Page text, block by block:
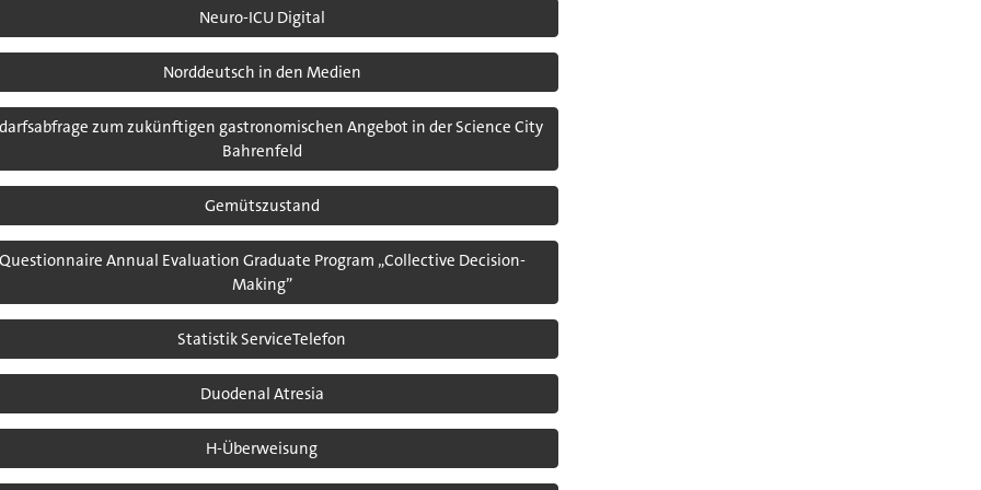
Neuro-ICU Digital
Norddeutsch in den Medien
zum zukünftigen gastronomischen Angebot in der Science City
Bahrenfeld
Gemütszustand
Annual Evaluation Graduate Program „Collective Decision-
Making”
Statistik ServiceTelefon
Duodenal Atresia
H-Überweisung